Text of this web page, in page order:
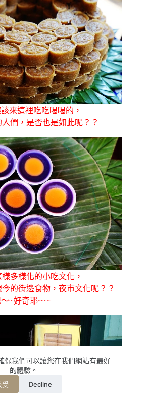
保我們可以讓您在我們網站有最好
的體驗。
受 Decline
來這裡吃吃喝喝的，
們，是否也是如此呢？？
多樣化的小吃文化，
的街邊食物，夜市文化呢？？
~好奇耶~~~